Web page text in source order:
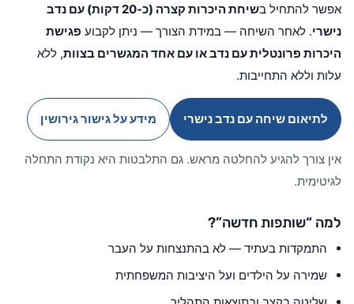
אפשר להתחיל ב
שיחת היכרות קצרה (כ-20 דקות) עם נדב
נישרי. לאחר השיחה — במידת הצורך — ניתן לקבוע פגישת
היכרות פרונטלית עם נדב או עם אחד המגשרים בצוות, ללא
עלות וללא התחייבות.
לתיאום שיחה עם נדב נישרי מידע על גישור גירושין
אין צורך להגיע להחלטה מראש. גם התלבטות היא נקודת התחלה
לגיטימית.
למה “שותפות חדשה”?
התמקדות בעתיד — לא בהתנצחות על העבר
שמירה על הילדים ועל היציבות המשפחתית